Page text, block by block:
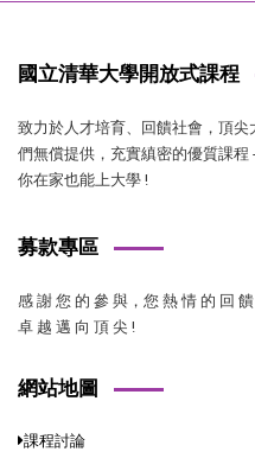
國立清華大學開放式課程
致力於人才培育、回饋社會，頂尖
們無償提供，充實縝密的優質課程
你在家也能上大學 !
募款專區
感 謝 您 的 參 與，您 熱 情 的 回
卓 越 邁 向 頂 尖 !
網站地圖
課程討論